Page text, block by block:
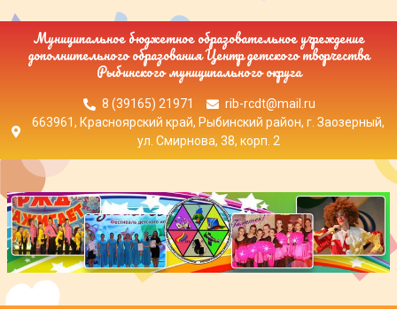
Муниципальное бюджетное образовательное учреждение
дополнительного образования Центр детского творчества
Рыбинского муниципального округа
8 (39165) 21971
rib-rcdt@mail.ru
663961, Красноярский край, Рыбинский район, г. Заозерный,
ул. Смирнова, 38, корп. 2